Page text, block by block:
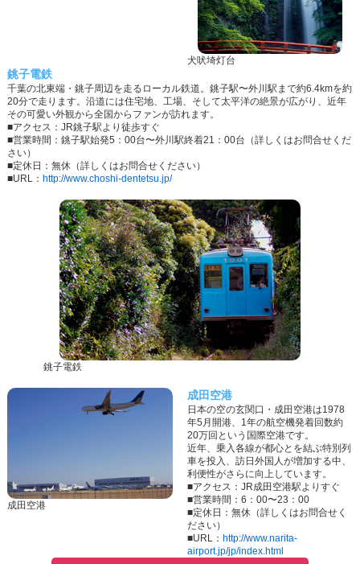
犬吠埼灯台
銚子電鉄
千葉の北東端・銚子周辺を走るローカル鉄道。銚子駅〜外川駅まで約6.4kmを約
20分で走ります。沿道には住宅地、工場、そして太平洋の絶景が広がり、近年
その可愛い外観から全国からファンが訪れます。
■アクセス：JR銚子駅より徒歩すぐ
■営業時間：銚子駅始発5：00台〜外川駅終着21：00台（詳しくはお問合せくだ
さい）
■定休日：無休（詳しくはお問合せください）
■URL： http://www.choshi-dentetsu.jp/
銚子電鉄
成田空港
成田空港
日本の空の玄関口・成田空港は1978
年5月開港、1年の航空機発着回数約
20万回という国際空港です。
近年、乗入各線が都心とを結ぶ特別列
車を投入、訪日外国人が増加する中、
利便性がさらに向上しています。
■アクセス：JR成田空港駅よりすぐ
■営業時間：6：00〜23：00
■定休日：無休（詳しくはお問合せく
ださい）
■URL： http://www.narita-
airport.jp/jp/index.html